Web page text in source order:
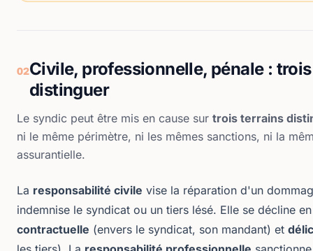
02Civile, professionnelle, pénale :
distinguer
Le syndic peut être mis en cause sur trois terrains
ni le même périmètre, ni les mêmes sanctions, ni la
assurantielle.
La responsabilité civile vise la réparation d'un
indemnise le syndicat ou un tiers lésé. Elle se décline
contractuelle (envers le syndicat, son mandant) et